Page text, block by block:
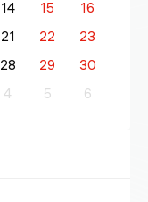
14 15
16
21 22
23
28 29
30
4 5 6